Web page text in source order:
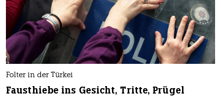
Folter in der Türkei
Fausthiebe ins Gesicht, Tritte, Prügel